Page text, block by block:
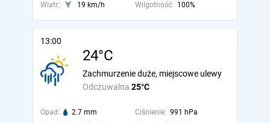
Wiatr:
19 km/h Wilgotność: 100%
13:00
24°C
Odczuwalna 25°C
Zachmurzenie duże, miejscowe ulewy
Opad: 2.7 mm Ciśnienie: 991 hPa